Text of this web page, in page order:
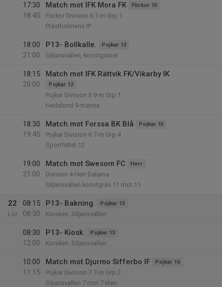
17:30
18:45
Match mot IFK Mora FK Flickor 15
Flickor Division 6 7-m Grp.1
Prästholmens IP
18:00
21:00
P13- Bollkalle. Pojkar 13
Siljansvallen, konstgräset.
18:15
20:00
Match mot IFK Rättvik FK/Vikarby IK
Pojkar 12
Pojkar Division 3 9-m Grp.1
Hedslund 9-manna
18:30
19:45
Match mot Forssa BK Blå Pojkar 15
Pojkar Division 6 7-m Grp.4
Sportfältet 12
19:00
21:00
Match mot Swesom FC Herr
Division 4 Herr Dalarna
Siljansvallen konstgräs 11 mot 11
22
Lör
08:15
08:30
P13- Bakning. Pojkar 13
Kiosken, Siljansvallen.
08:30
12:00
P13- Kiosk. Pojkar 13
Kiosken, Siljansvallen.
10:00
11:15
Match mot Djurmo Sifferbo IF Pojkar 16
Pojkar Division 7 7-m Grp.2
Siljansvallen 7 mot 7 liten